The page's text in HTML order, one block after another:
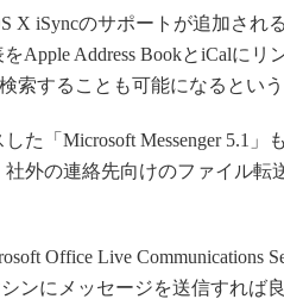
X iSyncのサポートが追加され
Apple Address BookとiCalにリ
索することも可能になるという
「Microsoft Messenger 5.1」
外の連絡先向けのファイル転
Office Live Communications
シンにメッセージを送信すれば